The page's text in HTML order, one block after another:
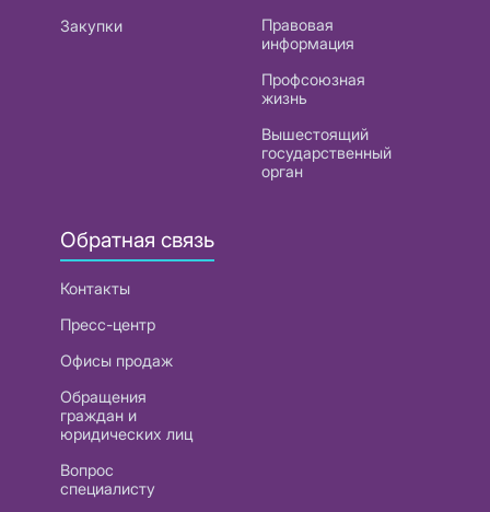
Закупки
Правовая
информация
Профсоюзная
жизнь
Вышестоящий
государственный
орган
Обратная связь
Контакты
Пресс-центр
Офисы продаж
Обращения
граждан и
юридических лиц
Вопрос
специалисту